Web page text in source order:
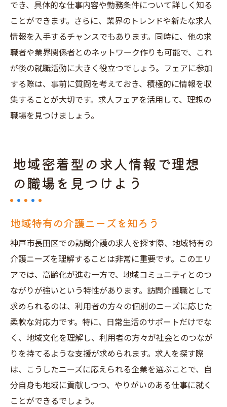
でき、具体的な仕事内容や勤務条件について詳しく知る
ことができます。さらに、業界のトレンドや新たな求人
情報を入手するチャンスでもあります。同時に、他の求
職者や業界関係者とのネットワーク作りも可能で、これ
が後の就職活動に大きく役立つでしょう。フェアに参加
する際は、事前に質問を考えておき、積極的に情報を収
集することが大切です。求人フェアを活用して、理想の
職場を見つけましょう。
地域密着型の求人情報で理想
の職場を見つけよう
地域特有の介護ニーズを知ろう
神戸市長田区での訪問介護の求人を探す際、地域特有の
介護ニーズを理解することは非常に重要です。このエリ
アでは、高齢化が進む一方で、地域コミュニティとのつ
ながりが強いという特性があります。訪問介護職として
求められるのは、利用者の方々の個別のニーズに応じた
柔軟な対応力です。特に、日常生活のサポートだけでな
く、地域文化を理解し、利用者の方々が社会とのつなが
りを持てるような支援が求められます。求人を探す際
は、こうしたニーズに応えられる企業を選ぶことで、自
分自身も地域に貢献しつつ、やりがいのある仕事に就く
ことができるでしょう。